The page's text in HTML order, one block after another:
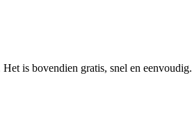
is bovendien gratis, snel en eenvoudig.